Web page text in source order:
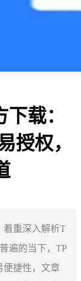
载：
授权，
着重深入解析T
遍的当下，TP
便捷性，文章